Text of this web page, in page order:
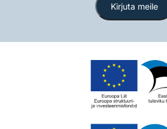
Kirjuta meile